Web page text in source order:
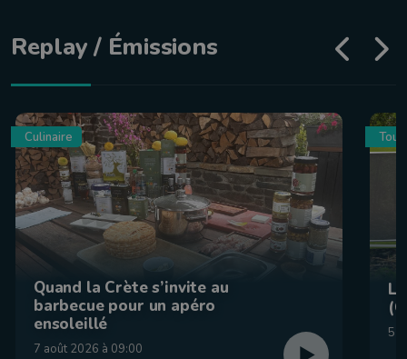
Replay / Émissions
Culinaire
Quand la Crète s’invite au
barbecue pour un apéro
ensoleillé
7 août 2026 à 09:00
5